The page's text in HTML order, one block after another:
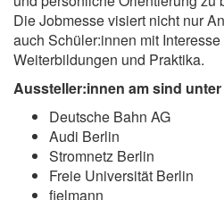
Die Jobmesse visiert nicht nur
auch Schüler:innen mit
Weiterbildungen und Praktika.
Aussteller:innen am sind
Deutsche Bahn AG
Audi Berlin
Stromnetz Berlin
Freie Universität Berlin
fielmann